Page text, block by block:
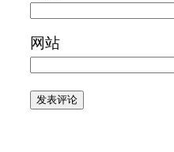
网站